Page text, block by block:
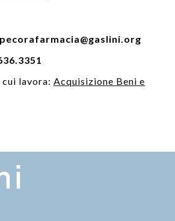
testo
cui lavora: Acquisizione Beni e